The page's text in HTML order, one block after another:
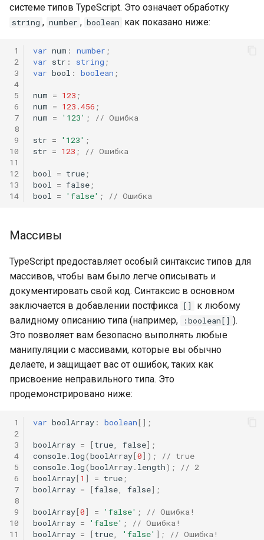
системе типов TypeScript. Это означает обработку
string , number , boolean как показано ниже:
1
2
3
4
5
6
7
8
9
10
11
12
13
14
var num : number ;
var str : string ;
var bool : boolean ;
num = 123 ;
num = 123.456 ;
num = '123' ; // Ошибка
str = '123' ;
str = 123 ; // Ошибка
bool = true ;
bool
= false ;
bool
= 'false' ; // Ошибка
Массивы
TypeScript предоставляет особый синтаксис типов для
массивов, чтобы вам было легче описывать и
документировать свой код. Синтаксис в основном
заключается в добавлении постфикса []
к любому
валидному описанию типа (например,
:boolean[] ).
Это позволяет вам безопасно выполнять любые
манипуляции с массивами, которые вы обычно
делаете, и защищает вас от ошибок, таких как
присвоение неправильного типа. Это
продемонстрировано ниже:
1
2
3
4
5
6
7
8
9
10
11
var boolArray : boolean[];
boolArray = [true false];
console. log(boolArray[0]);
// true
console. log(boolArray. length);
// 2
boolArray[1 ] = true ;
boolArray = [false false];
boolArray[0] = 'false' ;
// Ошибка!
boolArray = 'false' ;
// Ошибка!
boolArray = [true 'false' ]; // Ошибка!